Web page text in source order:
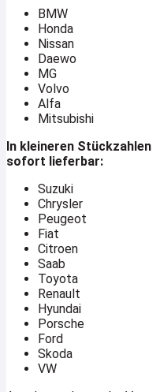
BMW
Honda
Nissan
Daewo
MG
Volvo
Alfa
Mitsubishi
In kleineren Stückzahlen
sofort lieferbar:
Suzuki
Chrysler
Peugeot
Fiat
Citroen
Saab
Toyota
Renault
Hyundai
Porsche
Ford
Skoda
VW